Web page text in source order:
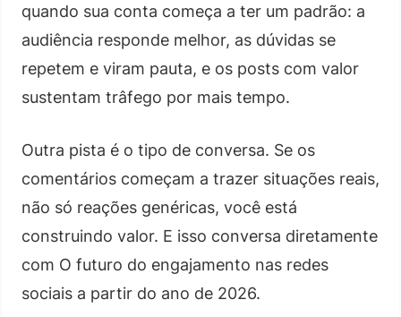
quando sua conta começa a ter um padrão: a
audiência responde melhor, as dúvidas se
repetem e viram pauta, e os posts com valor
sustentam trâfego por mais tempo.
Outra pista é o tipo de conversa. Se os
comentários começam a trazer situações reais,
não só reações genéricas, você está
construindo valor. E isso conversa diretamente
com O futuro do engajamento nas redes
sociais a partir do ano de 2026.